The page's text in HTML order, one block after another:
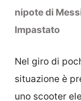
nipote di
Impastato
Nel giro di
situazione è
uno scooter